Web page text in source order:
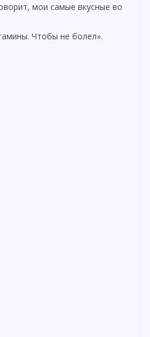
мои самые вкусные во
Чтобы не болел».